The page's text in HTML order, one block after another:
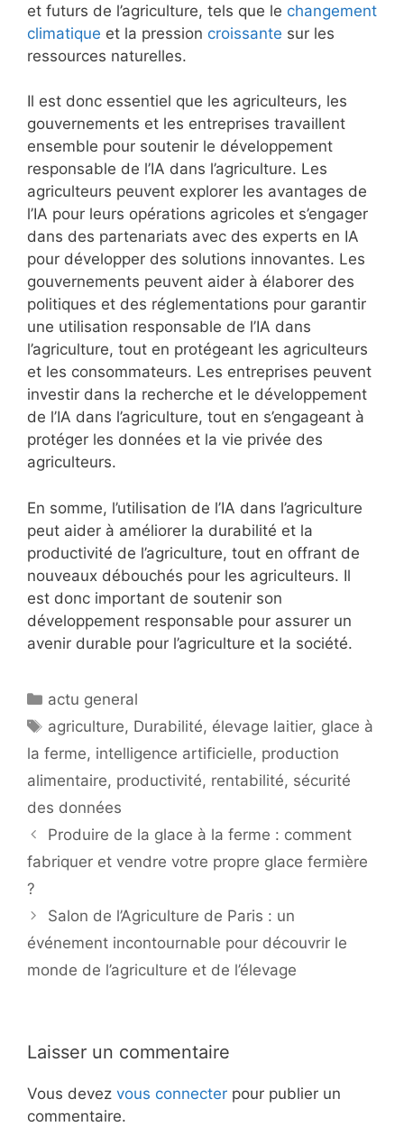
et futurs de l’agriculture, tels que le changement
climatique et la pression croissante sur les
ressources naturelles.
Il est donc essentiel que les agriculteurs, les
gouvernements et les entreprises travaillent
ensemble pour soutenir le développement
responsable de l’IA dans l’agriculture. Les
agriculteurs peuvent explorer les avantages de
l’IA pour leurs opérations agricoles et s’engager
dans des partenariats avec des experts en IA
pour développer des solutions innovantes. Les
gouvernements peuvent aider à élaborer des
politiques et des réglementations pour garantir
une utilisation responsable de l’IA dans
l’agriculture, tout en protégeant les agriculteurs
et les consommateurs. Les entreprises peuvent
investir dans la recherche et le développement
de l’IA dans l’agriculture, tout en s’engageant à
protéger les données et la vie privée des
agriculteurs.
En somme, l’utilisation de l’IA dans l’agriculture
peut aider à améliorer la durabilité et la
productivité de l’agriculture, tout en offrant de
nouveaux débouchés pour les agriculteurs. Il
est donc important de soutenir son
développement responsable pour assurer un
avenir durable pour l’agriculture et la société.
Catégories
actu general
Étiquettes
agriculture, Durabilité, élevage laitier, glace à
la ferme, intelligence artificielle, production
alimentaire, productivité, rentabilité, sécurité
des données
Produire de la glace à la ferme : comment
fabriquer et vendre votre propre glace fermière
?
Salon de l’Agriculture de Paris : un
événement incontournable pour découvrir le
monde de l’agriculture et de l’élevage
Laisser un commentaire
Vous devez vous connecter pour publier un
commentaire.